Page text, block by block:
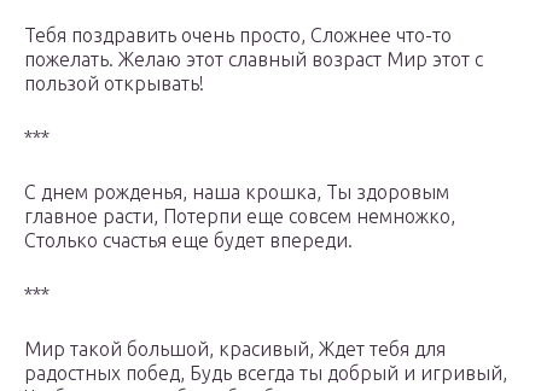
Тебя поздравить очень просто, Сложнее что-то
пожелать. Желаю этот славный возраст Мир этот с
пользой открывать!
***
С днем рожденья, наша крошка, Ты здоровым
главное расти, Потерпи еще совсем немножко,
Столько счастья еще будет впереди.
***
Мир такой большой, красивый, Ждет тебя для
радостных побед, Будь всегда ты добрый и игривый,